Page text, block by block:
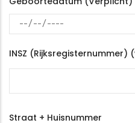
INSZ (Rijksregisternummer)
Adres
Straat + Huisnummer